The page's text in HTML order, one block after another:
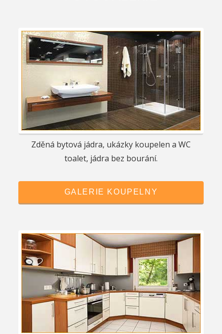
Zděná bytová jádra, ukázky koupelen a WC
toalet, jádra bez bourání.
GALERIE KOUPELNY